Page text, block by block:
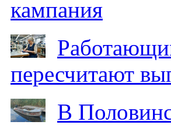
кампания
пересчитают
В